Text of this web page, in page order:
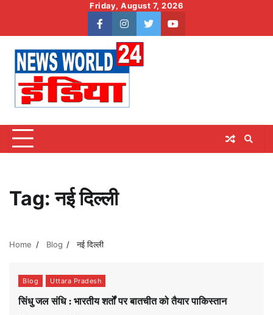
content
Friday, August 7, 2026
facebookinstagram
twitteryoutube
Tag:नई दिल्ली
Home Blog नई दिल्ली
Blog Uttara Pradesh
सिंधु जल संधि : भारतीय शर्तों पर बातचीत को तैयार पाकिस्तान